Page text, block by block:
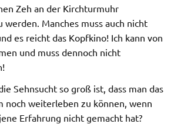
Zeh an der Kirchturmuhr
Manches muss auch nicht
es reicht das Kopfkino! Ich kann von
und muss dennoch nicht
Sehnsucht so groß ist, dass man das
noch weiterleben zu können, wenn
Erfahrung nicht gemacht hat?